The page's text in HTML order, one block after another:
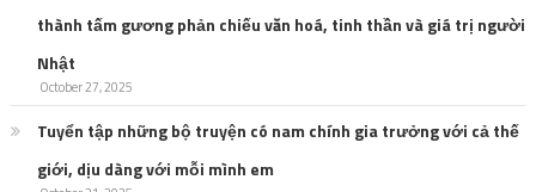
thành tấm gương phản chiếu văn hoá, tinh thần và giá trị người
Nhật
October 27, 2025
Tuyển tập những bộ truyện có nam chính gia trưởng với cả thế
giới, dịu dàng với mỗi mình em